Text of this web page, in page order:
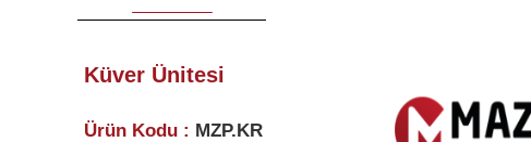
Küver Ünitesi
Ürün Kodu : MZP.KR